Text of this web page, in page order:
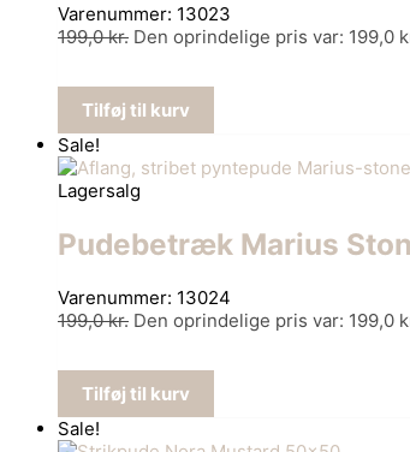
Varenummer: 13023
199,0kr. Den oprindelige pris var: 199,0
Tilføj til kurv
Sale!
Lagersalg
Pudebetræk Marius
Varenummer: 13024
199,0kr. Den oprindelige pris var: 199,0
Tilføj til kurv
Sale!